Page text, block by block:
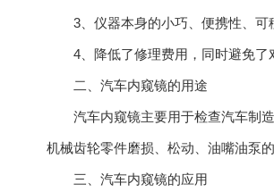
3、仪器本身的小巧、便携性、可
4、降低了修理费用，同时避免了
二、汽车内窥镜的用途
汽车内窥镜主要用于检查汽车制造
机械齿轮零件磨损、松动、油嘴油泵的
三、汽车内窥镜的应用